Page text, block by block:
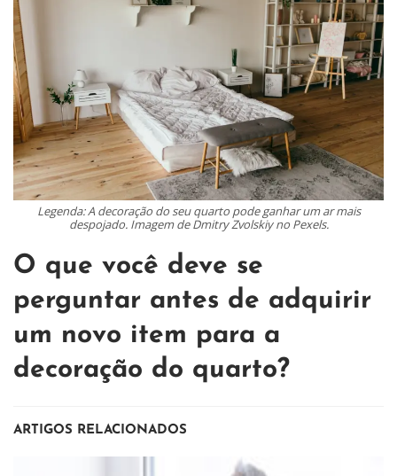
Legenda: A decoração do seu quarto pode ganhar um ar mais
despojado. Imagem de Dmitry Zvolskiy no Pexels.
O que você deve se
perguntar antes de adquirir
um novo item para a
decoração do quarto?
ARTIGOS RELACIONADOS